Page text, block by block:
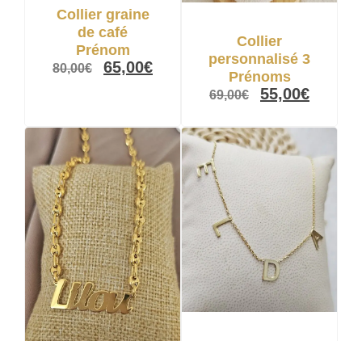
Collier graine
de café
Prénom
80,00€ 65,00€
Collier
personnalisé 3
Prénoms
69,00€ 55,00€